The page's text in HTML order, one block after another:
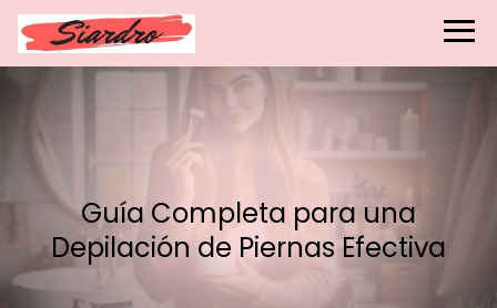
Guía Completa para una
Depilación de Piernas Efectiva